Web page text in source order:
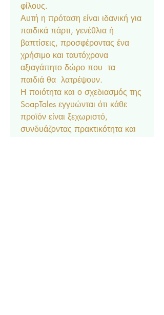
φίλους.
Αυτή η πρόταση είναι ιδανική για
παιδικά πάρτι, γενέθλια ή
βαπτίσεις, προσφέροντας ένα
χρήσιμο και ταυτόχρονα
αξιαγάπητο δώρο που τα
παιδιά θα λατρέψουν.
Η ποιότητα και ο σχεδιασμός της
SoapTales εγγυώνται ότι κάθε
προϊόν είναι ξεχωριστό,
συνδυάζοντας πρακτικότητα και